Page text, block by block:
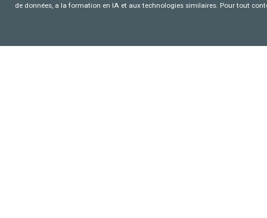
de données, a la formation en IA et aux technologies similaires. Pour tout